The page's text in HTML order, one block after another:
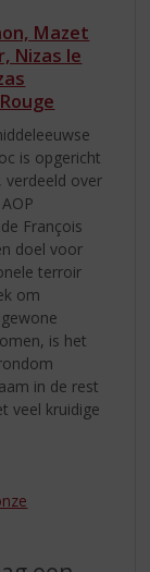
Mazet
Nizas le
is opgericht
verdeeld over
François
doel voor
terroir
om
is het
in de rest
veel kruidige